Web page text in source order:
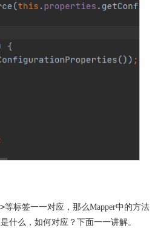
等标签一一对应，那么Mapper中的方法
什么，如何对应？下面一一讲解。